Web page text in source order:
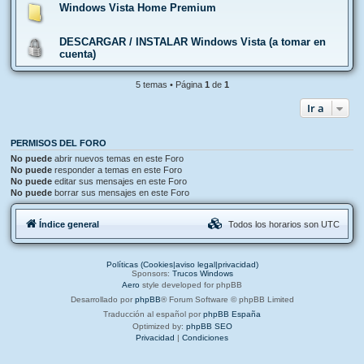
Windows Vista Home Premium
DESCARGAR / INSTALAR Windows Vista (a tomar en
cuenta)
5 temas • Página 1 de 1
Ir a
PERMISOS DEL FORO
No puede abrir nuevos temas en este Foro
No puede responder a temas en este Foro
No puede editar sus mensajes en este Foro
No puede borrar sus mensajes en este Foro
Índice general Todos los horarios son UTC
Políticas (Cookies|aviso legal|privacidad)
Sponsors: Trucos Windows
Aero style developed for phpBB
Desarrollado por phpBB® Forum Software © phpBB Limited
Traducción al español por phpBB España
Optimized by: phpBB SEO
Privacidad | Condiciones